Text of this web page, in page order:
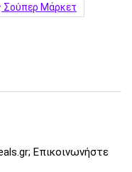
Σούπερ Μάρκετ
Επικοινωνήστε